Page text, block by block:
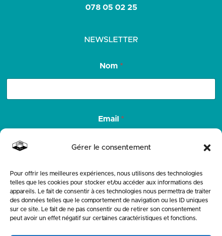
Gérer le consentement
Pour offrir les meilleures expériences, nous utilisons des technologies
telles que les cookies pour stocker et/ou accéder aux informations des
appareils. Le fait de consentir à ces technologies nous permettra de traiter
des données telles que le comportement de navigation ou les ID uniques
sur ce site. Le fait de ne pas consentir ou de retirer son consentement
peut avoir un effet négatif sur certaines caractéristiques et fonctions.
078 05 02 25
NEWSLETTER
Nom *
o
m
o
Email *
ENVOYER
SUIVEZ-NOUS